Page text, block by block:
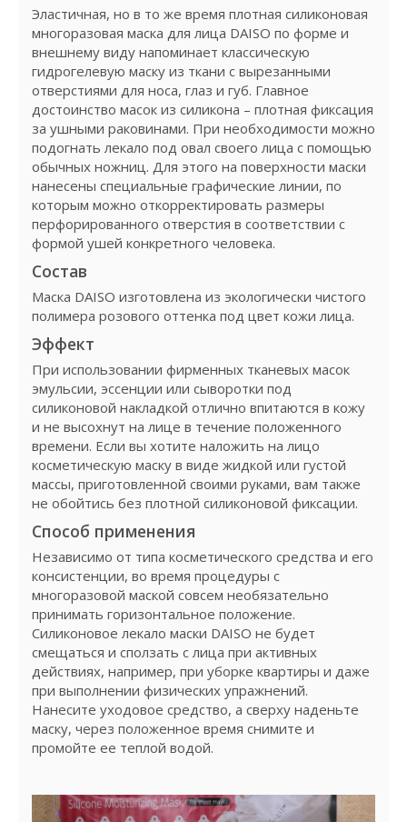
Эластичная, но в то же время плотная силиконовая
многоразовая маска для лица DAISO по форме и
внешнему виду напоминает классическую
гидрогелевую маску из ткани с вырезанными
отверстиями для носа, глаз и губ. Главное
достоинство масок из силикона – плотная фиксация
за ушными раковинами. При необходимости можно
подогнать лекало под овал своего лица с помощью
обычных ножниц. Для этого на поверхности маски
нанесены специальные графические линии, по
которым можно откорректировать размеры
перфорированного отверстия в соответствии с
формой ушей конкретного человека.
Состав
Маска DAISO изготовлена из экологически чистого
полимера розового оттенка под цвет кожи лица.
Эффект
При использовании фирменных тканевых масок
эмульсии, эссенции или сыворотки под
силиконовой накладкой отлично впитаются в кожу
и не высохнут на лице в течение положенного
времени. Если вы хотите наложить на лицо
косметическую маску в виде жидкой или густой
массы, приготовленной своими руками, вам также
не обойтись без плотной силиконовой фиксации.
Способ применения
Независимо от типа косметического средства и его
консистенции, во время процедуры с
многоразовой маской совсем необязательно
принимать горизонтальное положение.
Силиконовое лекало маски DAISO не будет
смещаться и сползать с лица при активных
действиях, например, при уборке квартиры и даже
при выполнении физических упражнений.
Нанесите уходовое средство, а сверху наденьте
маску, через положенное время снимите и
промойте ее теплой водой.